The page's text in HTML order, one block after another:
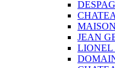
JEAN
LIONEL